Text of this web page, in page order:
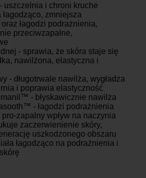
uszczelnia i chroni kruche
łagodząco, zmniejsza
łagodzi podrażnienia,
przeciwzapalne,
- sprawia, że skóra staje się
nawilżona, elastyczna i
- długotrwale nawilża, wygładza
i poprawia elastyczność
- błyskawicznie nawilża
- łagodzi podrażnienia
zapalny wpływ na naczynia
zaczerwienienie skóry,
uszkodzonego obszaru
łagodząco na podrażnienia i